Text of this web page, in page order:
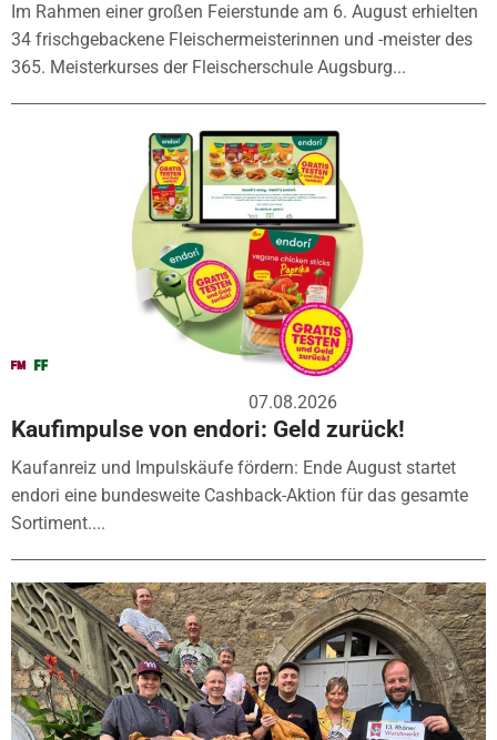
Im Rahmen einer großen Feierstunde am 6. August erhielten
34 frischgebackene Fleischermeisterinnen und -meister des
365. Meisterkurses der Fleischerschule Augsburg...
07.08.2026
Kaufimpulse von endori: Geld zurück!
Kaufanreiz und Impulskäufe fördern: Ende August startet
endori eine bundesweite Cashback-Aktion für das gesamte
Sortiment....